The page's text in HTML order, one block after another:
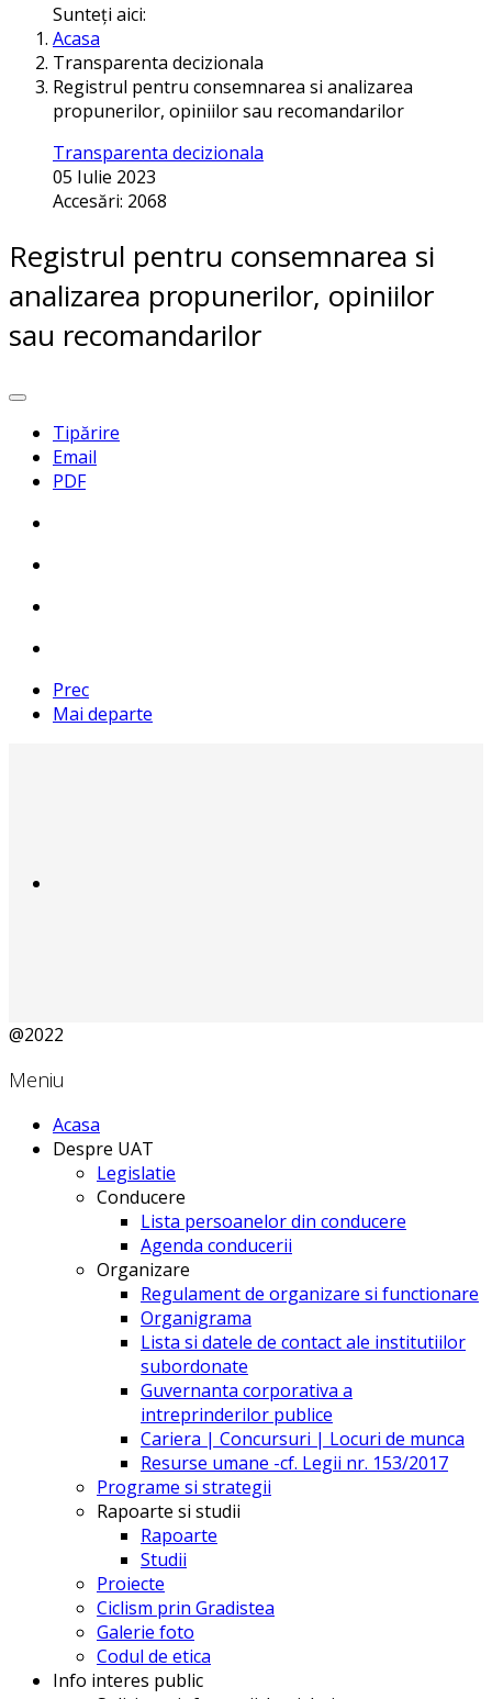
Sunteți aici:
Acasa
Transparenta decizionala
Registrul pentru consemnarea si analizarea
propunerilor, opiniilor sau recomandarilor
Transparenta decizionala
05 Iulie 2023
Accesări: 2068
Registrul pentru consemnarea si
analizarea propunerilor, opiniilor
sau recomandarilor
Tipărire
Email
PDF
Prec
Mai departe
@2022
Meniu
Acasa
Despre UAT
Legislatie
Conducere
Lista persoanelor din conducere
Agenda conducerii
Organizare
Regulament de organizare si functionare
Organigrama
Lista si datele de contact ale institutiilor
subordonate
Guvernanta corporativa a
intreprinderilor publice
Cariera | Concursuri | Locuri de munca
Resurse umane -cf. Legii nr. 153/2017
Programe si strategii
Rapoarte si studii
Rapoarte
Studii
Proiecte
Ciclism prin Gradistea
Galerie foto
Codul de etica
Info interes public